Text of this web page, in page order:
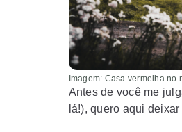
Imagem: Casa vermelha
Antes de você me
lá!), quero aqui